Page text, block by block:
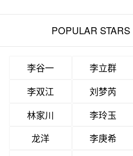
POPULAR STARS
李谷一 李立群
李双江
刘梦芮
林家川
李玲玉
龙洋
李庚希